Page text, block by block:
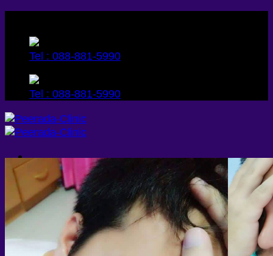
content
Tel : 088-881-5990
Tel : 088-881-5990
ค้นหา:
หน้าแรก
บริการ